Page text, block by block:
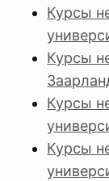
Курсы
Курсы
Курсы
Курсы